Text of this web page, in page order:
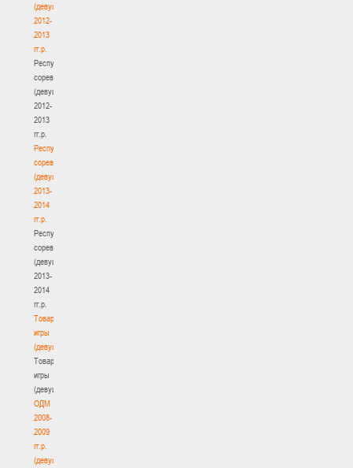
(девушки)
2012-
2013
гг.р.
Республиканские
соревнования
(девушки)
2012-
2013
гг.р.
Республиканские
соревнования
(девушки)
2013-
2014
гг.р.
Республиканские
соревнования
(девушки)
2013-
2014
гг.р.
Товарищеские
игры
(девушки)
Товарищеские
игры
(девушки)
ОДМ
2008-
2009
гг.р.
(девушки)